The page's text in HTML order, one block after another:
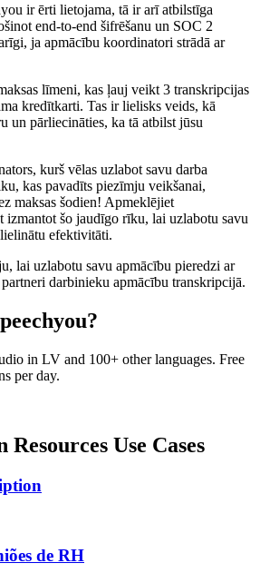
ir ērti lietojama, tā ir arī atbilstīga
end-to-end šifrēšanu un SOC 2
ja apmācību koordinatori strādā ar
līmeni, kas ļauj veikt 3 transkripcijas
kredītkarti. Tas ir lielisks veids, kā
un pārliecināties, ka tā atbilst jūsu
kurš vēlas uzlabot savu darba
kas pavadīts piezīmju veikšanai,
maksas šodien! Apmeklējiet
izmantot šo jaudīgo rīku, lai uzlabotu savu
efektivitāti.
lai uzlabotu savu apmācību pieredzi ar
darbinieku apmācību transkripcijā.
in LV and 100+ other languages. Free
per day.
Resources Use Cases
de RH